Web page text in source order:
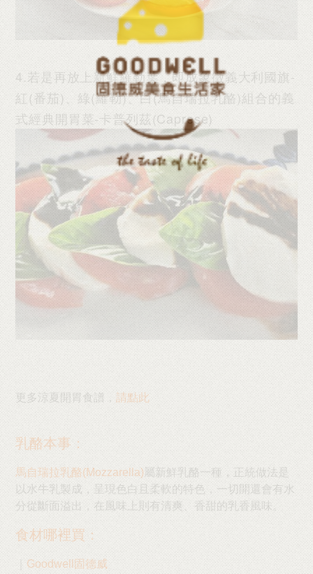
4.若是再放上新鮮羅勒葉，即成象徵義大利國旗-
紅(番茄)、綠(羅勒)、白(馬自瑞拉乳酪)組合的義
式經典開胃菜-卡普列茲(Caprese)
更多涼夏開胃食譜，請點此
乳酪本事：
馬自瑞拉乳酪(Mozzarella) 屬新鮮乳酪一種，正統做法是
以水牛乳製成，呈現色白且柔軟的特色，一切開還會有水
分從斷面溢出，在風味上則有清爽、香甜的乳香風味。
食材哪裡買：
Goodwell固德威